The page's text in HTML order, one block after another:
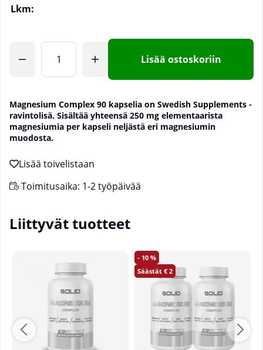
Lkm:
Lisää ostoskoriin
Magnesium Complex 90 kapselia on Swedish Supplements -
ravintolisä. Sisältää yhteensä 250 mg elementaarista
magnesiumia per kapseli neljästä eri magnesiumin
muodosta.
Toimitusaika: 1-2 työpäivää
Liittyvät tuotteet
10
2